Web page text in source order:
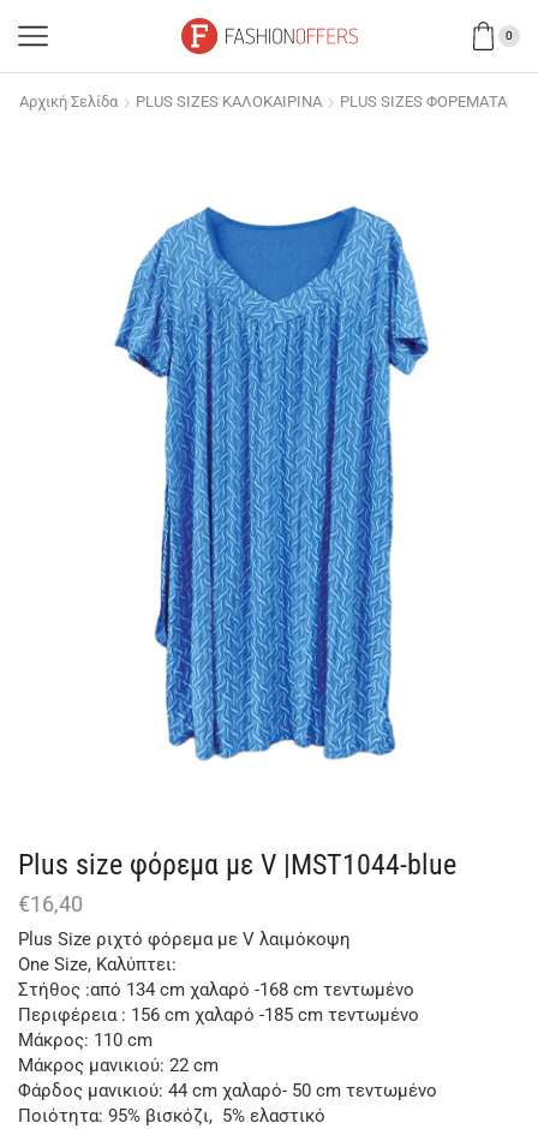
0
Αρχική Σελίδα PLUS SIZES ΚΑΛΟΚΑΙΡΙΝΑ PLUS SIZES ΦΟΡΕΜΑΤΑ
Plus size φόρεμα με V |MST1044-blue
€16,40
Plus Size ριχτό φόρεμα με V λαιμόκοψη
One Size, Καλύπτει:
Στήθος :από 134 cm χαλαρό -168 cm τεντωμένο
Περιφέρεια : 156 cm χαλαρό -185 cm τεντωμένο
Μάκρος: 110 cm
Μάκρος μανικιού: 22 cm
Φάρδος μανικιού: 44 cm χαλαρό- 50 cm τεντωμένο
Ποιότητα: 95% βισκόζι, 5% ελαστικό